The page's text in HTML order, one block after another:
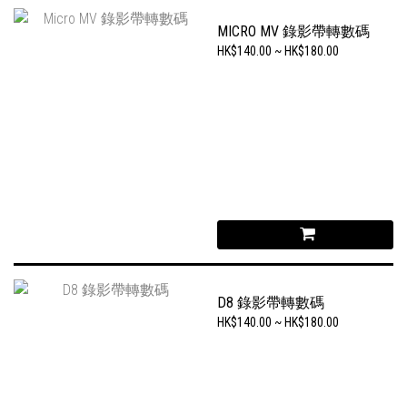
MICRO MV 錄影帶轉數碼
HK$140.00 ~ HK$180.00
D8 錄影帶轉數碼
HK$140.00 ~ HK$180.00